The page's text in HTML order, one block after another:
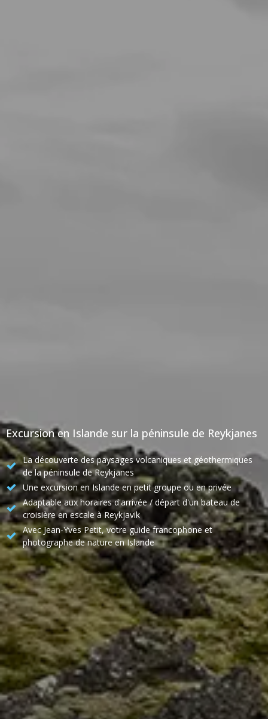
Excursion en Islande sur la péninsule de Reykjanes
La découverte des paysages volcaniques et géothermiques
de la péninsule de Reykjanes
Une excursion en Islande en petit groupe ou en privée
Adaptable aux horaires d'arrivée / départ d'un bateau de
croisière en escale à Reykjavik
Avec Jean-Yves Petit, votre guide francophone et
photographe de nature en Islande